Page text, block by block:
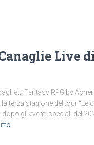
Live di
Fantasy RPG by
terza stagione del tour “Le
dopo gli eventi speciali del